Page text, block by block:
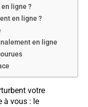
ligne ?
en ligne ?
en ligne
votre
à vous : le